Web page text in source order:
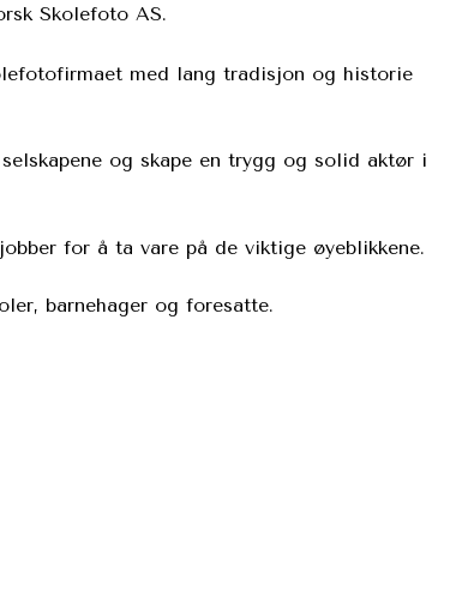
Skolefoto AS.
med lang tradisjon og historie
og skape en trygg og solid aktør i
for å ta vare på de viktige øyeblikkene.
barnehager og foresatte.